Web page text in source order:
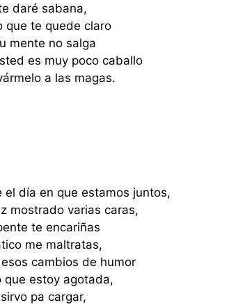
daré sabana,
que te quede claro
mente no salga
es muy poco caballo
a las magas.
el día en que estamos juntos,
mostrado varias caras,
te encariñas
me maltratas,
cambios de humor
que estoy agotada,
pa cargar,